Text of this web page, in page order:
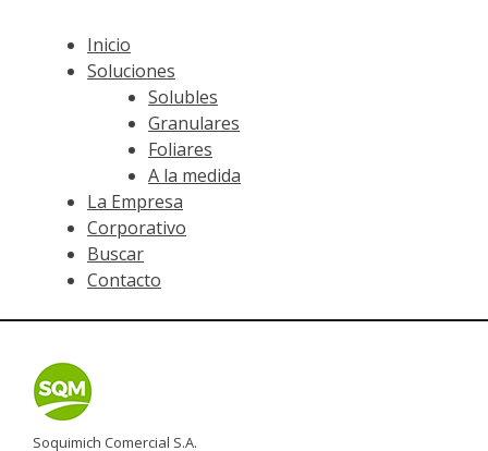
Inicio
Soluciones
Solubles
Granulares
Foliares
A la medida
La Empresa
Corporativo
Buscar
Contacto
Soquimich Comercial S.A.